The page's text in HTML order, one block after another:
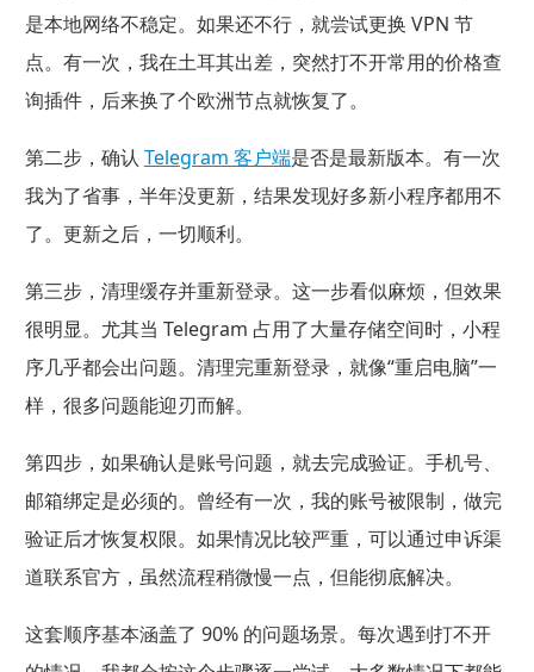
是本地网络不稳定。如果还不行，就尝试更换 VPN 节
点。有一次，我在土耳其出差，突然打不开常用的价格查
询插件，后来换了个欧洲节点就恢复了。
第二步，确认 Telegram 客户端是否是最新版本。有一次
我为了省事，半年没更新，结果发现好多新小程序都用不
了。更新之后，一切顺利。
第三步，清理缓存并重新登录。这一步看似麻烦，但效果
很明显。尤其当 Telegram 占用了大量存储空间时，小程
序几乎都会出问题。清理完重新登录，就像“重启电脑”一
样，很多问题能迎刃而解。
第四步，如果确认是账号问题，就去完成验证。手机号、
邮箱绑定是必须的。曾经有一次，我的账号被限制，做完
验证后才恢复权限。如果情况比较严重，可以通过申诉渠
道联系官方，虽然流程稍微慢一点，但能彻底解决。
这套顺序基本涵盖了 90% 的问题场景。每次遇到打不开